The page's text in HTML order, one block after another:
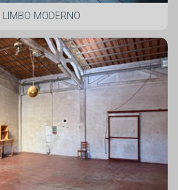
LIMBO MODERNO